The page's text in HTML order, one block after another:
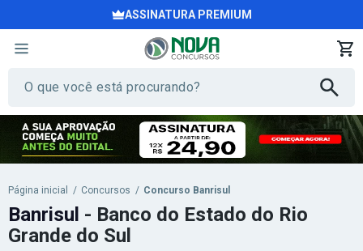
ASSINATURA PREMIUM
Página inicial / Concursos / Concurso Banrisul
Banrisul - Banco do Estado do Rio
Grande do Sul